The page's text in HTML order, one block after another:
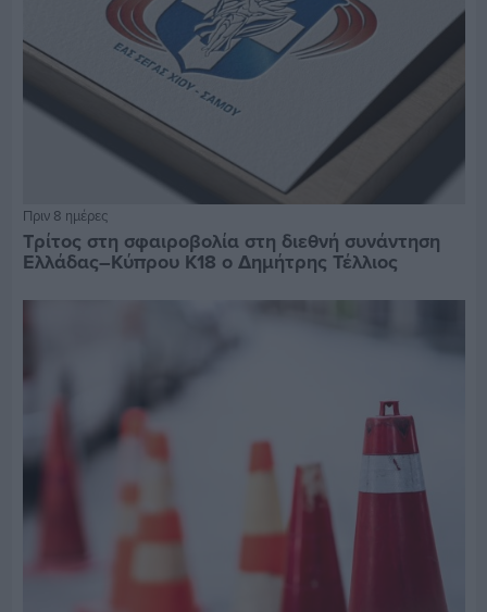
Πριν 8 ημέρες
Τρίτος στη σφαιροβολία στη διεθνή συνάντηση
Ελλάδας–Κύπρου Κ18 ο Δημήτρης Τέλλιος